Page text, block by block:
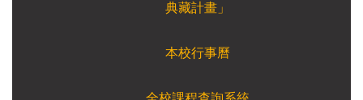
典藏計畫」
本校行事曆